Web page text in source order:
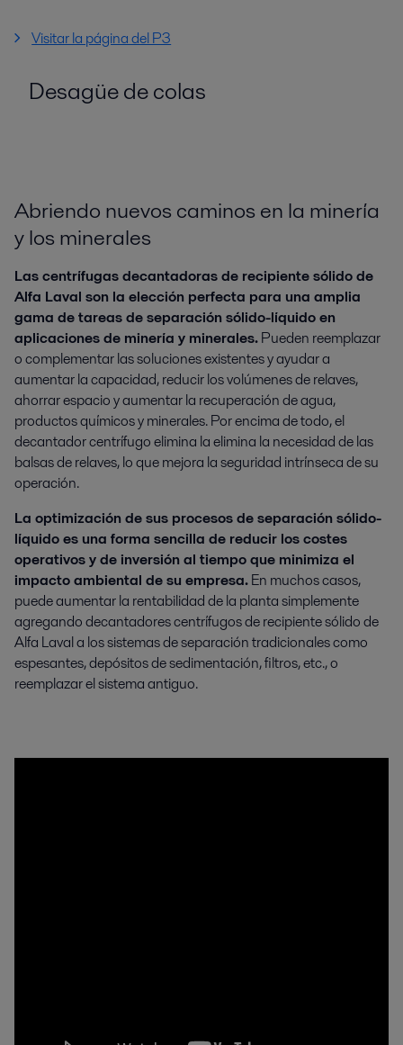
Visitar la página del P3
Desagüe de colas
Abriendo nuevos caminos en la minería
y los minerales
Las centrífugas decantadoras de recipiente sólido de
Alfa Laval son la elección perfecta para una amplia
gama de tareas de separación sólido-líquido en
aplicaciones de minería y minerales.Pueden reemplazar
o complementar las soluciones existentes y ayudar a
aumentar la capacidad, reducir los volúmenes de relaves,
ahorrar espacio y aumentar la recuperación de agua,
productos químicos y minerales. Por encima de todo, el
decantador centrífugo elimina la elimina la necesidad de las
balsas de relaves, lo que mejora la seguridad intrínseca de su
operación.
La optimización de sus procesos de separación sólido-
líquido es una forma sencilla de reducir los costes
operativos y de inversión al tiempo que minimiza el
impacto ambiental de su empresa.En muchos casos,
puede aumentar la rentabilidad de la planta simplemente
agregando decantadores centrífugos de recipiente sólido de
Alfa Laval a los sistemas de separación tradicionales como
espesantes, depósitos de sedimentación, filtros, etc., o
reemplazar el sistema antiguo.